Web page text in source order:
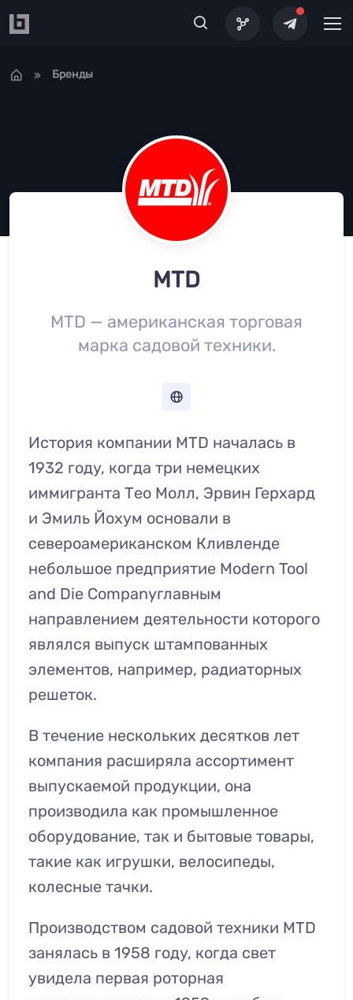
Бренды
MTD
MTD — американская торговая
марка садовой техники.
История компании MTD началась в
1932 году, когда три немецких
иммигранта Тео Молл, Эрвин Герхард
и Эмиль Йохум основали в
североамериканском Кливленде
небольшое предприятие Modern Tool
and Die Companyглавным
направлением деятельности которого
являлся выпуск штампованных
элементов, например, радиаторных
решеток.
В течение нескольких десятков лет
компания расширяла ассортимент
выпускаемой продукции, она
производила как промышленное
оборудование, так и бытовые товары,
такие как игрушки, велосипеды,
колесные тачки.
Производством садовой техники MTD
занялась в 1958 году, когда свет
увидела первая роторная